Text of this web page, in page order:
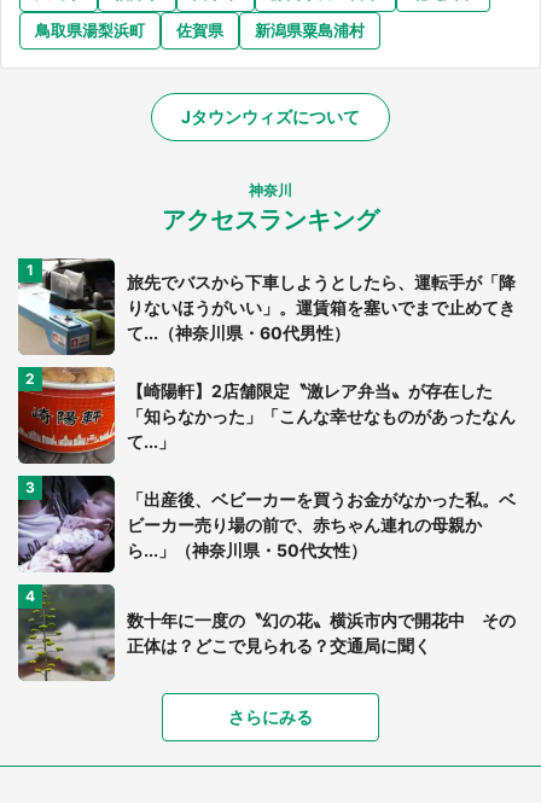
鳥取県湯梨浜町
佐賀県 新潟県粟島浦村
Jタウンウィズについて
神奈川
アクセスランキング
旅先でバスから下車しようとしたら、運転手が「降
りないほうがいい」。運賃箱を塞いでまで止めてき
て...（神奈川県・60代男性）
【崎陽軒】2店舗限定〝激レア弁当〟が存在した
「知らなかった」「こんな幸せなものがあったなん
て...」
「出産後、ベビーカーを買うお金がなかった私。ベ
ビーカー売り場の前で、赤ちゃん連れの母親か
ら...」（神奈川県・50代女性）
数十年に一度の〝幻の花〟横浜市内で開花中 その
正体は？どこで見られる？交通局に聞く
「見ず知らずの中年男性に車で送ると言われ、断っ
たら『バカやろう』。勢いに押された私は...」（神
奈川・30代男性）
さらにみる